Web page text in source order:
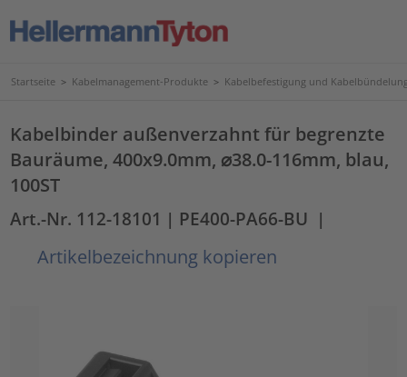
Startseite > Kabelmanagement-Produkte > Kabelbefestigung und
Kabelbinder außenverzahnt für begrenzte
Bauräume, 400x9.0mm, ⌀38.0-116mm, blau,
100ST
Art.-Nr. 112-18101 | PE400-PA66-BU |
Artikelbezeichnung kopieren